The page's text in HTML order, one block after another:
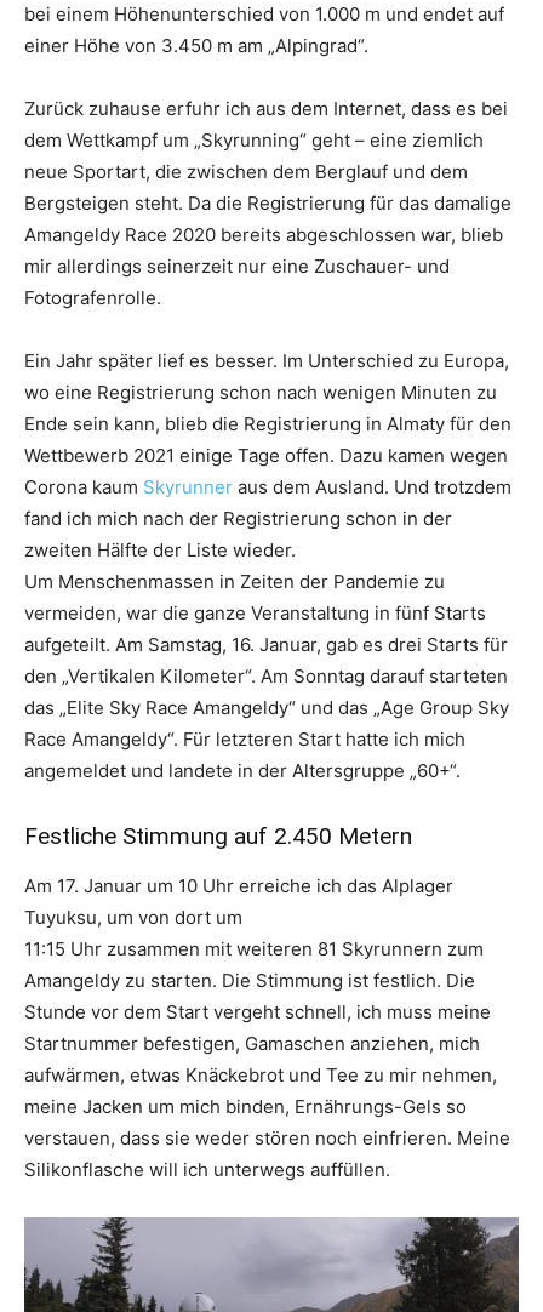
bei einem Höhenunterschied von 1.000 m und endet auf
einer Höhe von 3.450 m am „Alpingrad“.
Zurück zuhause erfuhr ich aus dem Internet, dass es bei
dem Wettkampf um „Skyrunning“ geht – eine ziemlich
neue Sportart, die zwischen dem Berglauf und dem
Bergsteigen steht. Da die Registrierung für das damalige
Amangeldy Race 2020 bereits abgeschlossen war, blieb
mir allerdings seinerzeit nur eine Zuschauer- und
Fotografenrolle.
Ein Jahr später lief es besser. Im Unterschied zu Europa,
wo eine Registrierung schon nach wenigen Minuten zu
Ende sein kann, blieb die Registrierung in Almaty für den
Wettbewerb 2021 einige Tage offen. Dazu kamen wegen
Corona kaum Skyrunner aus dem Ausland. Und trotzdem
fand ich mich nach der Registrierung schon in der
zweiten Hälfte der Liste wieder.
Um Menschenmassen in Zeiten der Pandemie zu
vermeiden, war die ganze Veranstaltung in fünf Starts
aufgeteilt. Am Samstag, 16. Januar, gab es drei Starts für
den „Vertikalen Kilometer“. Am Sonntag darauf starteten
das „Elite Sky Race Amangeldy“ und das „Age Group Sky
Race Amangeldy“. Für letzteren Start hatte ich mich
angemeldet und landete in der Altersgruppe „60+“.
Festliche Stimmung auf 2.450 Metern
Am 17. Januar um 10 Uhr erreiche ich das Alplager
Tuyuksu, um von dort um
11:15 Uhr zusammen mit weiteren 81 Skyrunnern zum
Amangeldy zu starten. Die Stimmung ist festlich. Die
Stunde vor dem Start vergeht schnell, ich muss meine
Startnummer befestigen, Gamaschen anziehen, mich
aufwärmen, etwas Knäckebrot und Tee zu mir nehmen,
meine Jacken um mich binden, Ernährungs-Gels so
verstauen, dass sie weder stören noch einfrieren. Meine
Silikonflasche will ich unterwegs auffüllen.